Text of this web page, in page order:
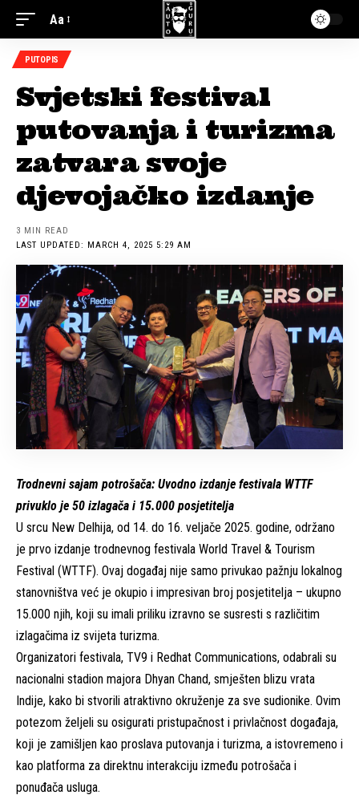
Aa
PUTOPIS
Svjetski festival
putovanja i turizma
zatvara svoje
djevojačko izdanje
LAST UPDATED: MARCH 4, 2025 5:29 AM
3 MIN READ
Trodnevni sajam potrošača: Uvodno izdanje festivala WTTF
privuklo je 50 izlagača i 15.000 posjetitelja
U srcu New Delhija, od 14. do 16. veljače 2025. godine, održano
je prvo izdanje trodnevnog festivala World Travel & Tourism
Festival (WTTF). Ovaj događaj nije samo privukao pažnju lokalnog
stanovništva već je okupio i impresivan broj posjetitelja – ukupno
15.000 njih, koji su imali priliku izravno se susresti s različitim
izlagačima iz svijeta turizma.
Organizatori festivala, TV9 i Redhat Communications, odabrali su
nacionalni stadion majora Dhyan Chand, smješten blizu vrata
Indije, kako bi stvorili atraktivno okruženje za sve sudionike. Ovim
potezom željeli su osigurati pristupačnost i privlačnost događaja,
koji je zamišljen kao proslava putovanja i turizma, a istovremeno i
kao platforma za direktnu interakciju između potrošača i
ponuđača usluga.